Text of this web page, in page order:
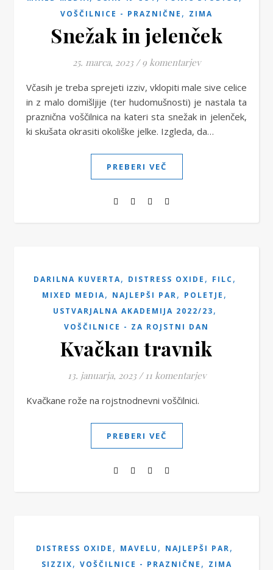
VOŠČILNICE - PRAZNIČNE , ZIMA
Snežak in jelenček
25. marca, 2023 / 9 komentarjev
Včasih je treba sprejeti izziv, vklopiti male sive celice
in z malo domišljije (ter hudomušnosti) je nastala ta
praznična voščilnica na kateri sta snežak in jelenček,
ki skušata okrasiti okoliške jelke. Izgleda, da…
PREBERI VEČ
DARILNA KUVERTA, DISTRESS OXIDE , FILC,
MIXED MEDIA, NAJLEPŠI PAR, POLETJE ,
USTVARJALNA AKADEMIJA 2022/23,
VOŠČILNICE - ZA ROJSTNI DAN
Kvačkan travnik
13. januarja, 2023 / 11 komentarjev
Kvačkane rože na rojstnodnevni voščilnici.
PREBERI VEČ
DISTRESS OXIDE , MAVELU , NAJLEPŠI PAR,
SIZZIX, VOŠČILNICE - PRAZNIČNE , ZIMA